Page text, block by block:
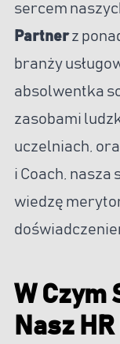
sercem
Partnerz
branży
absolwentka
zasobami
uczelniach,
i Coach, nasza
wiedzę
W Czym
Nasz